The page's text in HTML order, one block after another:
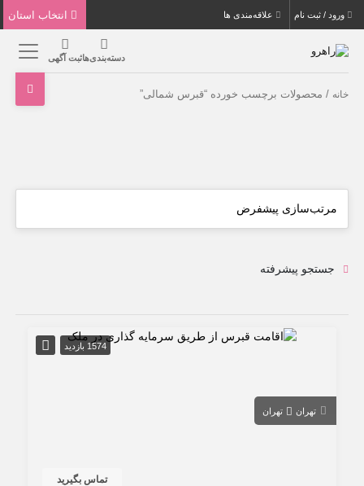
ورود / ثبت نام علاقه‌مندی ها
دسته‌بندی‌هاثبت آگهی
خانه / محصولات برچسب خورده “قبرس شمالی”
جستجو پیشرفته
1574 بازدید
تهران تهران
تماس بگیرید